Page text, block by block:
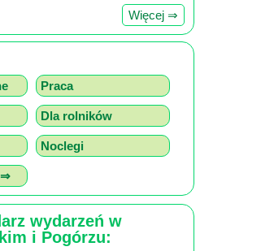
Więcej ⇒
Praca
Dla rolników
Noclegi
⇒
wydarzeń w
i Pogórzu: